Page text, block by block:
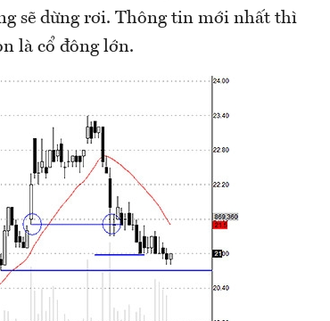
sẽ dừng rơi. Thông tin mới nhất thì
là cổ đông lớn.